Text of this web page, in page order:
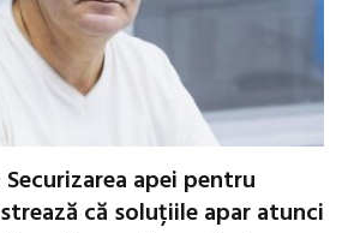
apei pentru
că soluțiile apar atunci